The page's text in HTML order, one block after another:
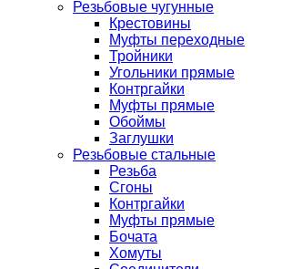
Резьбовые чугунные
Крестовины
Муфты переходные
Тройники
Угольники прямые
Контргайки
Муфты прямые
Обоймы
Заглушки
Резьбовые стальные
Резьба
Сгоны
Контргайки
Муфты прямые
Бочата
Хомуты